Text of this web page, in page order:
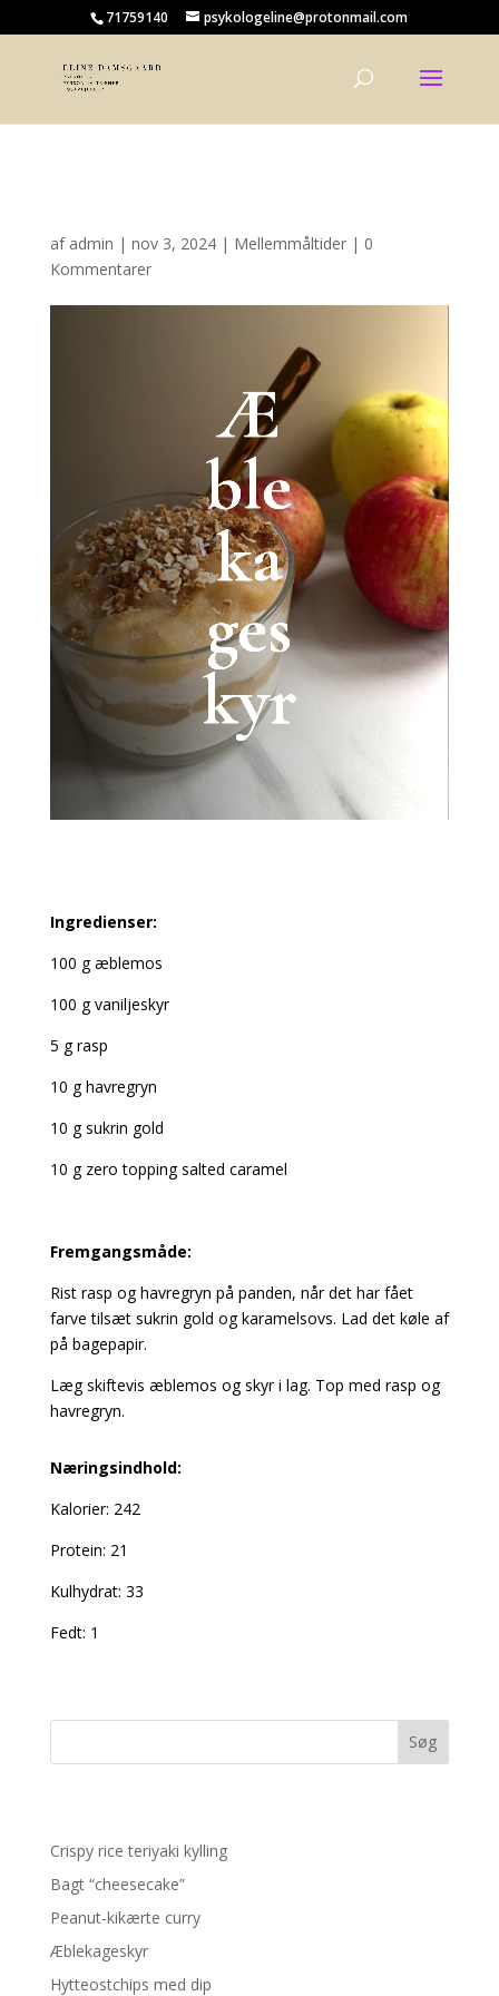
71759140 psykologeline@protonmail.com
af admin | nov 3, 2024| Mellemmåltider| 0
Kommentarer
Æ
ble
ka
ges
kyr
Ingredienser:
100 g æblemos
100 g vaniljeskyr
5 g rasp
10 g havregryn
10 g sukrin gold
10 g zero topping salted caramel
Fremgangsmåde:
Rist rasp og havregryn på panden, når det har fået
farve tilsæt sukrin gold og karamelsovs. Lad det køle af
på bagepapir.
Læg skiftevis æblemos og skyr i lag. Top med rasp og
havregryn.
Næringsindhold:
Kalorier: 242
Protein: 21
Kulhydrat: 33
Fedt: 1
Søg
Crispy rice teriyaki kylling
Bagt “cheesecake”
Peanut-kikærte curry
Æblekageskyr
Hytteostchips med dip